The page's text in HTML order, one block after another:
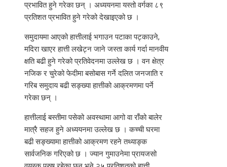
प्रभावित हुने गरेका छन् । अध्ययनमा यस्तो वर्गका ८९
प्रतिशत प्रभावित हुने गरेको देखाइएको छ ।
समुदायमा आएको हात्तीलाई भगाउन पटाका पट्काउने,
मदिरा खाएर हात्ती लखेट्न जाने जस्ता कार्य गर्दा मानवीय
क्षति बढी हुने गरेको प्रतिवेदनमा उल्लेख छ । वन क्षेत्र
नजिक र चुरेको फेदीमा बसोबास गर्ने दलित जनजाति र
गरिब समुदाय बढी सङ्ख्या हात्तीको आक्रमणमा पर्ने
गरेका छन् ।
हात्तीलाई बस्तीमा पसेको अवस्थामा आगो वा राँको बालेर
मात्रै सहज हुने अध्ययनमा उल्लेख छ । कच्ची घरमा
बढी सङ्ख्यामा हात्तीको आक्रमण रहने तथ्याङ्क
सार्वजनिक गरिएको छ । ज्यान गुमाउनेमा प्रायजसो